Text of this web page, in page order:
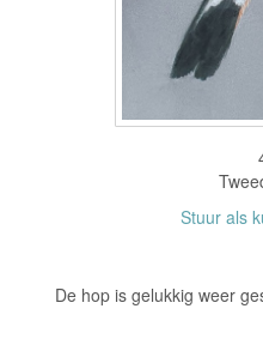
Stuur als
De hop is gelukkig weer